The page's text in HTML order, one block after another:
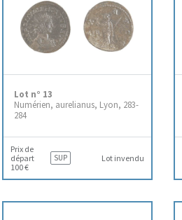
Lot n° 13
Numérien, aurelianus, Lyon, 283-
284
Prix de
départ
100 €
SUP Lot invendu